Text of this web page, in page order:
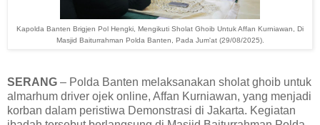
Kapolda Banten Brigjen Pol Hengki, Mengikuti Sholat Ghoib Untuk Affan Kurniawan, Di
Masjid Baiturrahman Polda Banten, Pada Jum'at (29/08/2025).
SERANG – Polda Banten melaksanakan sholat ghoib untuk
almarhum driver ojek online, Affan Kurniawan, yang menjadi
korban dalam peristiwa Demonstrasi di Jakarta. Kegiatan